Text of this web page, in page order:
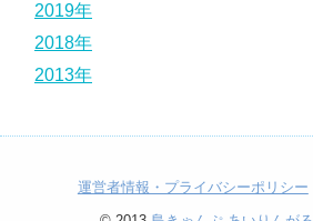
2019年
2018年
2013年
運営者情報・プライバシーポリシー